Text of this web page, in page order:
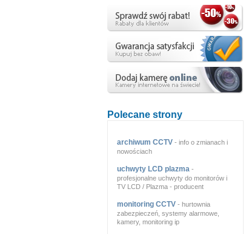
Polecane strony
archiwum CCTV - info o zmianach i
nowościach
uchwyty LCD plazma -
profesjonalne uchwyty do monitorów i
TV LCD / Plazma - producent
monitoring CCTV - hurtownia
zabezpieczeń, systemy alarmowe,
kamery, monitoring ip